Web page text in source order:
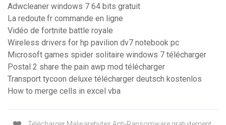
Adwcleaner windows 7 64 bits gratuit
La redoute.fr commande en ligne
Vidéo de fortnite battle royale
Wireless drivers for hp pavilion dv7 notebook pc
Microsoft games spider solitaire windows 7 télécharger
Postal 2 share the pain awp mod télécharger
Transport tycoon deluxe télécharger deutsch kostenlos
How to merge cells in excel vba